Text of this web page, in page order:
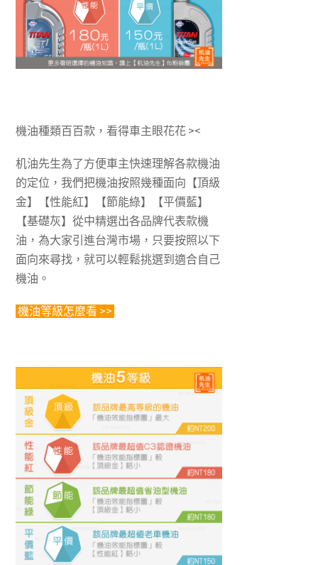
機油種類百百款，看得車主眼花花 ><
机油先生為了方便車主快速理解各款機油
的定位，我們把機油按照幾種面向【頂級
金】【性能紅】【節能綠】【平價藍】
【基礎灰】從中精選出各品牌代表款機
油，為大家引進台灣市場，只要按照以下
面向來尋找，就可以輕鬆挑選到適合自己
機油。
機油等級怎麼看 >>